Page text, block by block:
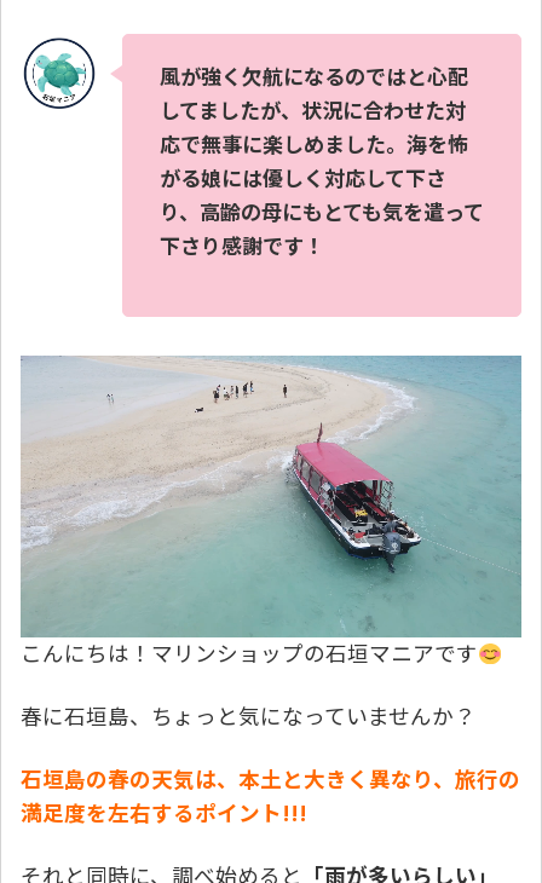
風が強く欠航になるのではと心配
してましたが、状況に合わせた対
応で無事に楽しめました。海を怖
がる娘には優しく対応して下さ
り、高齢の母にもとても気を遣って
下さり感謝です！
こんにちは！マリンショップの石垣マニアです
春に石垣島、ちょっと気になっていませんか？
石垣島の春の天気は、本土と大きく異なり、旅行の
満足度を左右するポイント!!!
それと同時に、調べ始めると 「雨が多いらしい」